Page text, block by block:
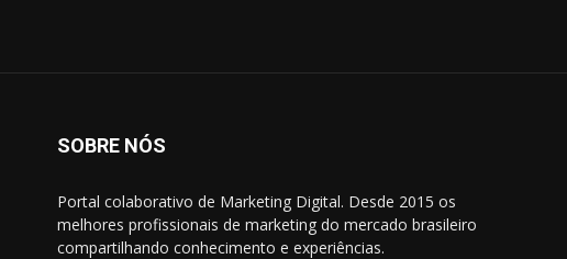
SOBRE NÓS
Portal colaborativo de Marketing Digital. Desde 2015 os
melhores profissionais de marketing do mercado brasileiro
compartilhando conhecimento e experiências.